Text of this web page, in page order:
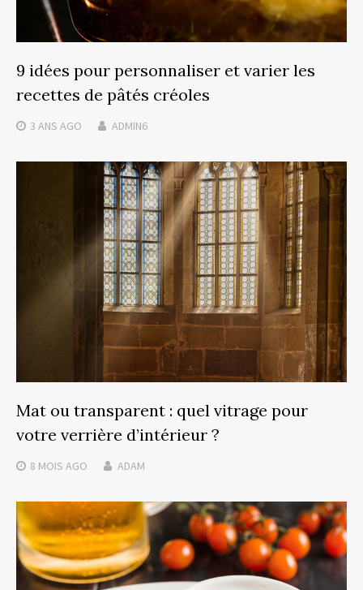
9 idées pour personnaliser et varier les
recettes de pâtés créoles
3 ANS AGO ADMIN6
Mat ou transparent : quel vitrage pour
votre verrière d’intérieur ?
8 MOIS AGO ADAM